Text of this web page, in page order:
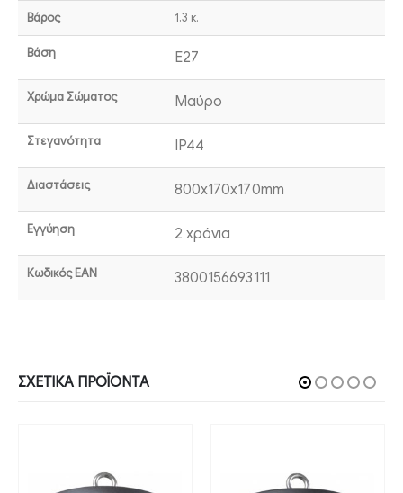
Βάρος 1,3 κ.
Βάση E27
Χρώμα Σώματος Μαύρο
Στεγανότητα IP44
Διαστάσεις 800x170x170mm
Εγγύηση 2 χρόνια
Κωδικός EAN 3800156693111
ΣΧΕΤΙΚΆ ΠΡΟΪΌΝΤΑ